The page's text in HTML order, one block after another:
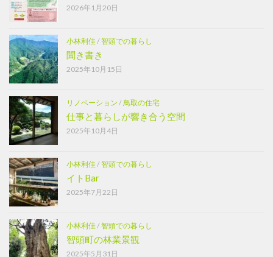
2026年1月20日
小林利佳/智頭での暮らし
聞き書き
2025年10月15日
リノベーション /鳥取の住宅
仕事と暮らしが響き合う空間
2025年10月4日
小林利佳/智頭での暮らし
イトBar
2025年7月22日
小林利佳/智頭での暮らし
智頭町の林業景観
2025年5月31日